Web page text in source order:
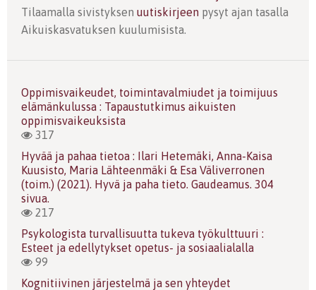
Tilaamalla sivistyksen uutiskirjeen pysyt ajan tasalla
Aikuiskasvatuksen kuulumisista.
Oppimisvaikeudet, toimintavalmiudet ja toimijuus
elämänkulussa : Tapaustutkimus aikuisten
oppimisvaikeuksista
317
Hyvää ja pahaa tietoa : Ilari Hetemäki, Anna-Kaisa
Kuusisto, Maria Lähteenmäki & Esa Väliverronen
(toim.) (2021). Hyvä ja paha tieto. Gaudeamus. 304
sivua.
217
Psykologista turvallisuutta tukeva työkulttuuri :
Esteet ja edellytykset opetus- ja sosiaalialalla
99
Kognitiivinen järjestelmä ja sen yhteydet